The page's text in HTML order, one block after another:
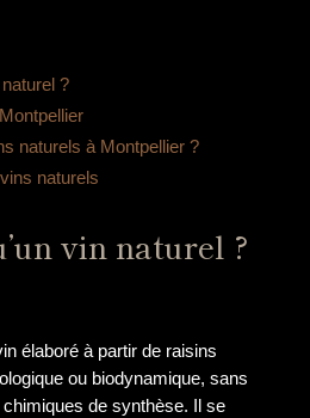
naturel ?
naturels à Montpellier ?
naturels
vin naturel ?
élaboré à partir de raisins
ou biodynamique, sans
chimiques de synthèse. Il se